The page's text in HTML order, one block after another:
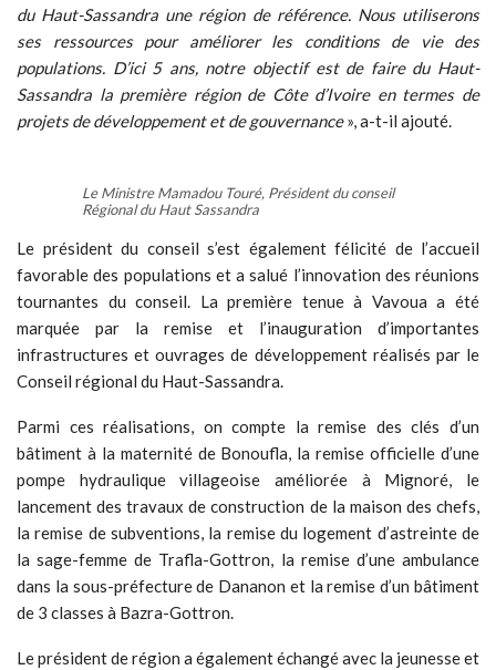
du Haut-Sassandra une région de référence. Nous utiliserons
ses ressources pour améliorer les conditions de vie des
populations. D’ici 5 ans, notre objectif est de faire du Haut-
Sassandra la première région de Côte d’Ivoire en termes de
projets de développement et de gouvernance», a-t-il ajouté.
Le Ministre Mamadou Touré, Président du conseil
Régional du Haut Sassandra
Le président du conseil s’est également félicité de l’accueil
favorable des populations et a salué l’innovation des réunions
tournantes du conseil. La première tenue à Vavoua a été
marquée par la remise et l’inauguration d’importantes
infrastructures et ouvrages de développement réalisés par le
Conseil régional du Haut-Sassandra.
Parmi ces réalisations, on compte la remise des clés d’un
bâtiment à la maternité de Bonoufla, la remise officielle d’une
pompe hydraulique villageoise améliorée à Mignoré, le
lancement des travaux de construction de la maison des chefs,
la remise de subventions, la remise du logement d’astreinte de
la sage-femme de Trafla-Gottron, la remise d’une ambulance
dans la sous-préfecture de Dananon et la remise d’un bâtiment
de 3 classes à Bazra-Gottron.
Le président de région a également échangé avec la jeunesse et